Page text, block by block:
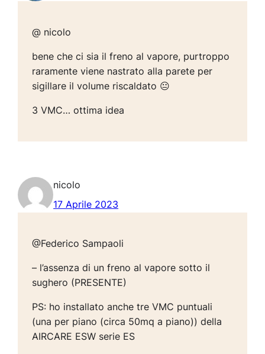
@ nicolo
bene che ci sia il freno al vapore, purtroppo
raramente viene nastrato alla parete per
sigillare il volume riscaldato 😐
3 VMC… ottima idea
nicolo
17 Aprile 2023
@Federico Sampaoli
– l’assenza di un freno al vapore sotto il
sughero (PRESENTE)
PS: ho installato anche tre VMC puntuali
(una per piano (circa 50mq a piano)) della
AIRCARE ESW serie ES